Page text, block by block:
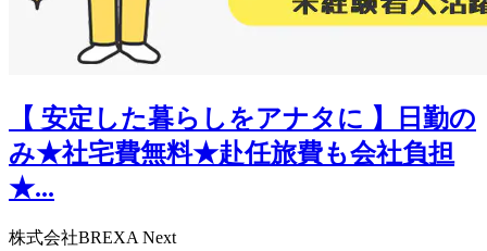
【 安定した暮らしをアナタに 】日勤の
み★社宅費無料★赴任旅費も会社負担
★...
株式会社BREXA Next